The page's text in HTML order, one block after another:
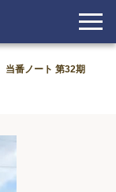
当番ノート 第32期